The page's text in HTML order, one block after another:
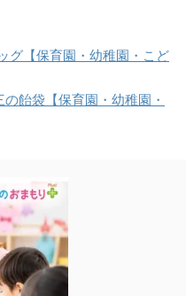
グ【保育園・幼稚園・こど
の飴袋【保育園・幼稚園・